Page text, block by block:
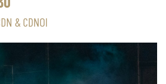
& CDNOI